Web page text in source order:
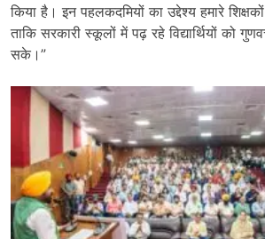
किया है। इन पहलकदमियों का उद्देश्य हमारे
ताकि सरकारी स्कूलों में पढ़ रहे विद्यार्थियों को
सके।”